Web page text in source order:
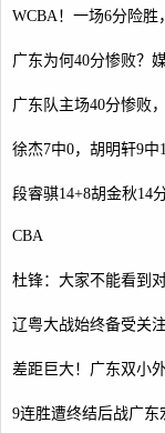
WCBA！一场6分险胜
广东为何40分惨败？
广东队主场40分惨败
徐杰7中0，胡明轩9中
段睿骐14+8胡金秋14
CBA
杜锋：大家不能看到
辽粤大战始终备受关
差距巨大！广东双小
9连胜遭终结后战广